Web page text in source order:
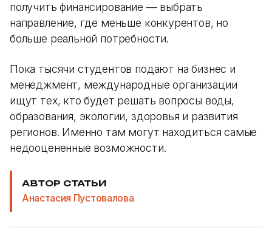
получить финансирование — выбрать
направление, где меньше конкурентов, но
больше реальной потребности.
Пока тысячи студентов подают на бизнес и
менеджмент, международные организации
ищут тех, кто будет решать вопросы воды,
образования, экологии, здоровья и развития
регионов. Именно там могут находиться самые
недооцененные возможности.
АВТОР СТАТЬИ
Анастасия Пустовалова